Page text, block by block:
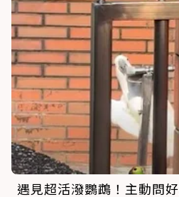
遇見超活潑鸚鵡！主動問